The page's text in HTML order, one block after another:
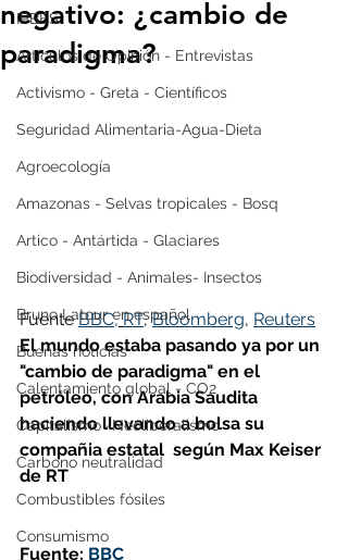
IPBES
Artículos de Opinión - Entrevistas
Activismo - Greta - Científicos
Seguridad Alimentaria-Agua-Dieta
Agroecología
Amazonas - Selvas tropicales - Bosq
Artico - Antártida - Glaciares
Biodiversidad - Animales- Insectos
Bruno Latour en español
Buenas noticias
Calentamiento global - CO2
Capitalismo -Neoliberalismo
Carbono neutralidad
Combustibles fósiles
Consumismo
negativo: ¿cambio de
paradigma?
Fuente BBC, RT, Bloomberg, Reuters
El mundo estaba pasando ya por un
"cambio de paradigma" en el
petróleo, con Arabia Saudita
haciendo llevando a bolsa su
compañia estatal  según Max Keiser
de RT
Fuente: BBC